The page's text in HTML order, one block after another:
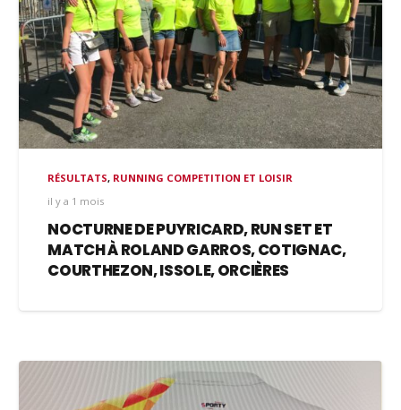
RÉSULTATS, RUNNING COMPETITION ET LOISIR
il y a 1 mois
NOCTURNE DE PUYRICARD, RUN SET ET
MATCH À ROLAND GARROS, COTIGNAC,
COURTHEZON, ISSOLE, ORCIÈRES